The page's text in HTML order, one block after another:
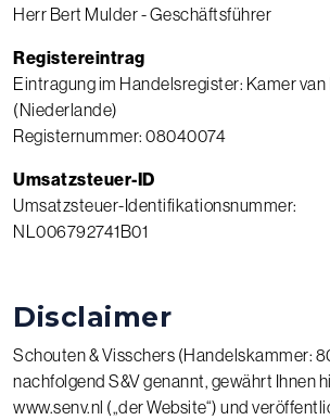
Herr Bert Mulder - Geschäftsführer
Registereintrag
Eintragung im Handelsregister: Kamer van
(Niederlande)
Registernummer: 08040074
Umsatzsteuer-ID
Umsatzsteuer-Identifikationsnummer:
NL006792741B01
Disclaimer
Schouten & Visschers (Handelskammer:
nachfolgend S&V genannt, gewährt Ihnen
www.senv.nl („der Website“) und